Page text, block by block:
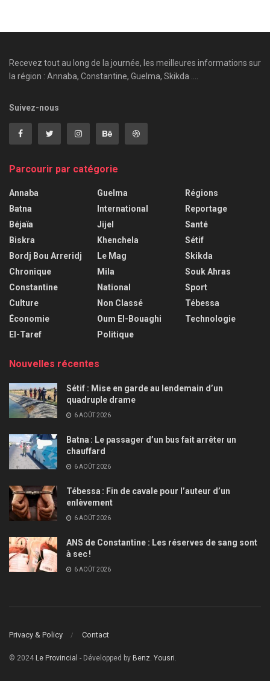
Recevez tout au long de la journée, les meilleures informations sur
la région : Annaba, Constantine, Guelma, Skikda ....
Suivez-nous
Parcourir par catégorie
Annaba
Batna
Béjaïa
Biskra
Bordj Bou Arreridj
Chronique
Constantine
Culture
Économie
El-Taref
Guelma
International
Jijel
Khenchela
Le Mag
Mila
National
Non Classé
Oum El-Bouaghi
Politique
Régions
Reportage
Santé
Sétif
Skikda
Souk Ahras
Sport
Tébessa
Technologie
Nouvelles récentes
Sétif : Mise en garde au lendemain d’un
quadruple drame
6 AOÛT 2026
Batna : Le passager d’un bus fait arrêter un
chauffard
6 AOÛT 2026
Tébessa : Fin de cavale pour l’auteur d’un
enlèvement
6 AOÛT 2026
ANS de Constantine : Les réserves de sang sont
à sec !
6 AOÛT 2026
Privacy & Policy Contact
© 2024 Le Provincial - Développed by Benz. Yousri.